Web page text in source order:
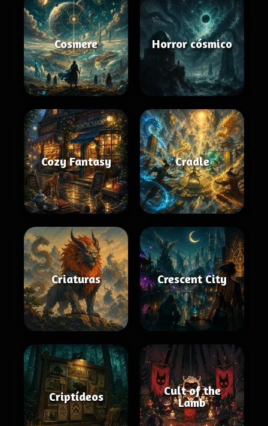
Cosmere Horror cósmico
Cozy Fantasy Cradle
Criaturas Crescent City
Criptídeos
Cult of the
Lamb